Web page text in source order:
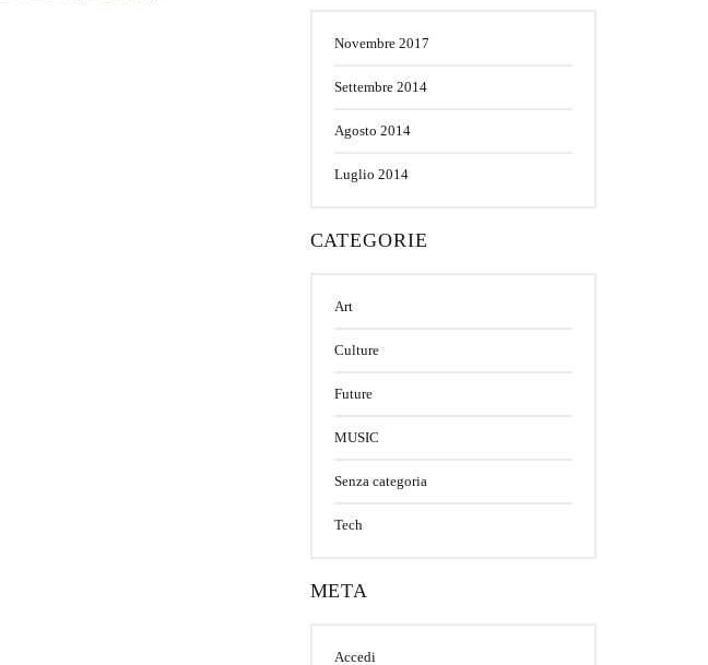
Novembre 2017
Settembre 2014
Agosto 2014
Luglio 2014
CATEGORIE
Art
Culture
Future
MUSIC
Senza categoria
Tech
META
Accedi